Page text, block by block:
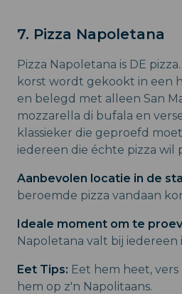
7. Pizza Napoletana
Pizza Napoletana is DE
korst wordt gekookt in een
en belegd met alleen San
mozzarella di bufala en
klassieker die geproefd
iedereen die échte pizza wil
Aanbevolen locatie in de
beroemde pizza vandaan
Ideale moment om te
Napoletana valt bij iedereen
Eet Tips: Eet hem heet,
hem op z'n Napolitaans.